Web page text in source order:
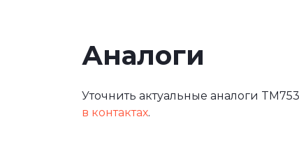
Аналоги
Уточнить актуальные аналоги
в контактах.